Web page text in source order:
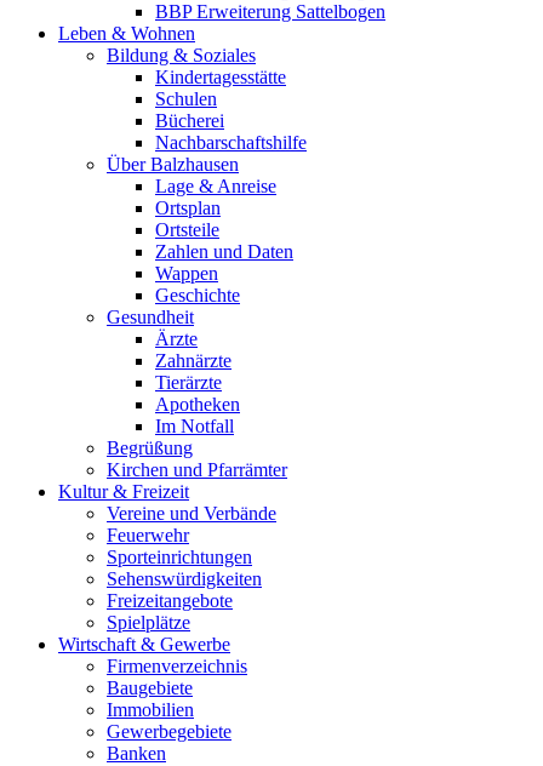
BBP Erweiterung Sattelbogen
Leben & Wohnen
Bildung & Soziales
Kindertagesstätte
Schulen
Bücherei
Nachbarschaftshilfe
Über Balzhausen
Lage & Anreise
Ortsplan
Ortsteile
Zahlen und Daten
Wappen
Geschichte
Gesundheit
Ärzte
Zahnärzte
Tierärzte
Apotheken
Im Notfall
Begrüßung
Kirchen und Pfarrämter
Kultur & Freizeit
Vereine und Verbände
Feuerwehr
Sporteinrichtungen
Sehenswürdigkeiten
Freizeitangebote
Spielplätze
Wirtschaft & Gewerbe
Firmenverzeichnis
Baugebiete
Immobilien
Gewerbegebiete
Banken